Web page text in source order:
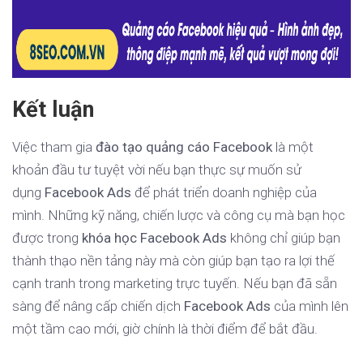
Kết luận
Việc tham gia đào tạo quảng cáo Facebook là một
khoản đầu tư tuyệt vời nếu bạn thực sự muốn sử
dụng Facebook Ads để phát triển doanh nghiệp của
mình. Những kỹ năng, chiến lược và công cụ mà bạn học
được trong khóa học Facebook Ads không chỉ giúp bạn
thành thạo nền tảng này mà còn giúp bạn tạo ra lợi thế
cạnh tranh trong marketing trực tuyến. Nếu bạn đã sẵn
sàng để nâng cấp chiến dịch Facebook Ads của mình lên
một tầm cao mới, giờ chính là thời điểm để bắt đầu.